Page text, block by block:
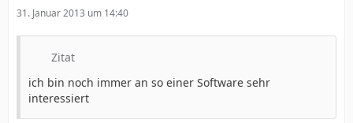
31. Januar 2013 um 14:40
Zitat
ich bin noch immer an so einer Software sehr
interessiert